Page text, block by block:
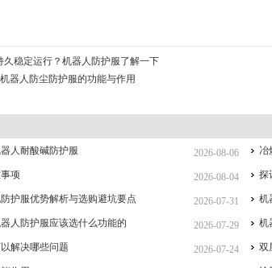
久稳定运行？机器人防护服了解一下
器人防尘防护服的功能与作用
2026-08-06
人耐酸碱防护服 冶
2026-08-04
项 探
2026-07-31
护服优势解析与选购避坑要点 机
2026-07-29
人防护服应该选什么功能的 机
2026-07-24
解决哪些问题 双